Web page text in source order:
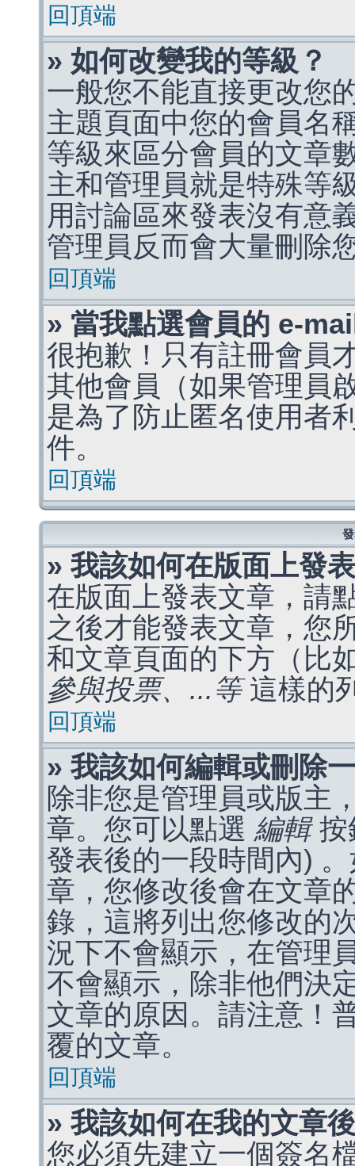
回頂端
» 如何改變我的等級？
一般您不能直接更改您
主題頁面中您的會員名
等級來區分會員的文章
主和管理員就是特殊等
用討論區來發表沒有意
管理員反而會大量刪除
回頂端
» 當我點選會員的 e-
很抱歉！只有註冊會員
其他會員（如果管理員
是為了防止匿名使用者
件。
回頂端
» 我該如何在版面上發
在版面上發表文章，請
之後才能發表文章，您
和文章頁面的下方（比
參與投票、...等這樣的
回頂端
» 我該如何編輯或刪除
除非您是管理員或版主
章。您可以點選 編輯按
發表後的一段時間內)
章，您修改後會在文章
錄，這將列出您修改的
況下不會顯示，在管理
不會顯示，除非他們決
文章的原因。請注意！
覆的文章。
回頂端
» 我該如何在我的文章
您必須先建立一個簽名